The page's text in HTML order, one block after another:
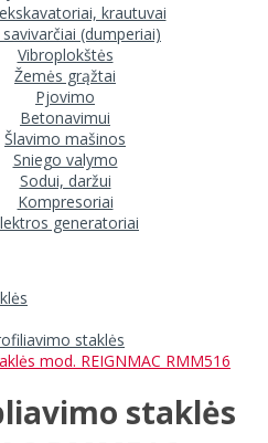
krautuvai
(dumperiai)
Vibroplokštės
Žemės grąžtai
Pjovimo
Betonavimui
Šlavimo mašinos
Sniego valymo
Sodui, daržui
Kompresoriai
generatoriai
staklės
mod. REIGNMAC RMM516
staklės